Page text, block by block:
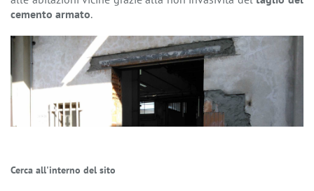
cemento armato.
Cerca all'interno del sito